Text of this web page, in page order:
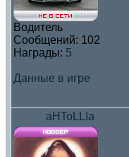
Водитель
Сообщений: 102
Награды: 5
Данные в игре
aHToLLIa